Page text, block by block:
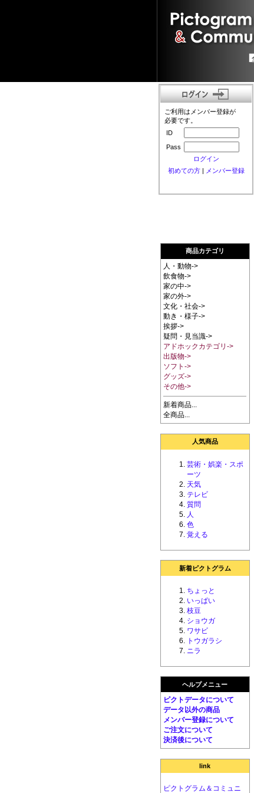
ご利用はメンバー登録が
必要です。
ID
Pass
ログイン
初めての方| メンバー登録
商品カテゴリ
人・動物->
飲食物->
家の中->
家の外->
文化・社会->
動き・様子->
挨拶->
疑問・見当識->
アドホックカテゴリ->
出版物->
ソフト->
グッズ->
その他->
新着商品...
全商品...
人気商品
芸術・娯楽・スポ
ーツ
天気
テレビ
質問
人
色
覚える
新着ピクトグラム
ちょっと
いっぱい
枝豆
ショウガ
ワサビ
トウガラシ
ニラ
ヘルプメニュー
ピクトデータについて
データ以外の商品
メンバー登録について
ご注文について
決済後について
link
ピクトグラム＆コミュニ